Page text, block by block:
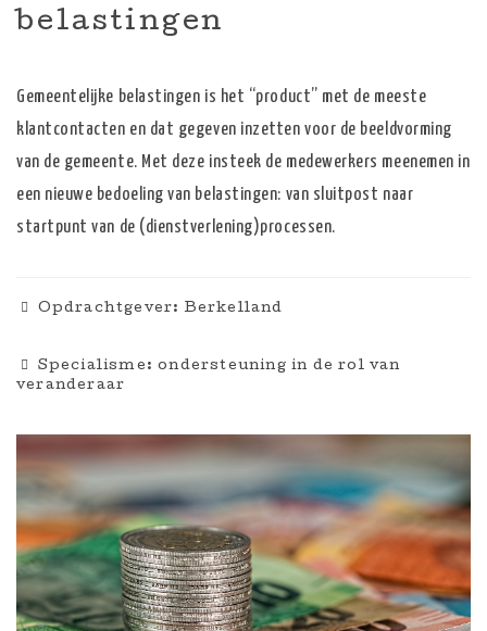
belastingen
Gemeentelijke belastingen is het “product” met de meeste
klantcontacten en dat gegeven inzetten voor de beeldvorming
van de gemeente. Met deze insteek de medewerkers meenemen in
een nieuwe bedoeling van belastingen: van sluitpost naar
startpunt van de (dienstverlening)processen.
Opdrachtgever: Berkelland
Specialisme: ondersteuning in de rol van
veranderaar